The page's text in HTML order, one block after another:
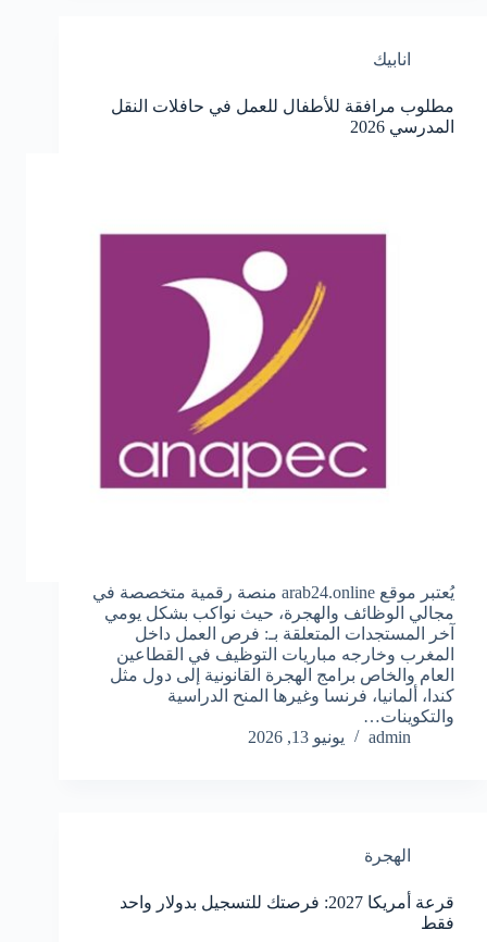
انابيك
مطلوب مرافقة للأطفال للعمل في حافلات النقل
المدرسي 2026
يُعتبر موقع arab24.online منصة رقمية متخصصة في
مجالي الوظائف والهجرة، حيث نواكب بشكل يومي
آخر المستجدات المتعلقة بـ: فرص العمل داخل
المغرب وخارجه مباريات التوظيف في القطاعين
العام والخاص برامج الهجرة القانونية إلى دول مثل
كندا، ألمانيا، فرنسا وغيرها المنح الدراسية
والتكوينات…
admin
يونيو 13, 2026
الهجرة
قرعة أمريكا 2027: فرصتك للتسجيل بدولار واحد
فقط